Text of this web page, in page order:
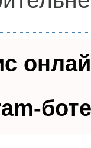
боте